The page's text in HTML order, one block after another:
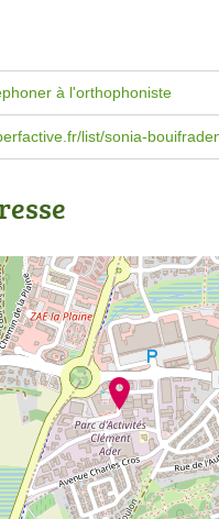
à l'orthophoniste
list/sonia-